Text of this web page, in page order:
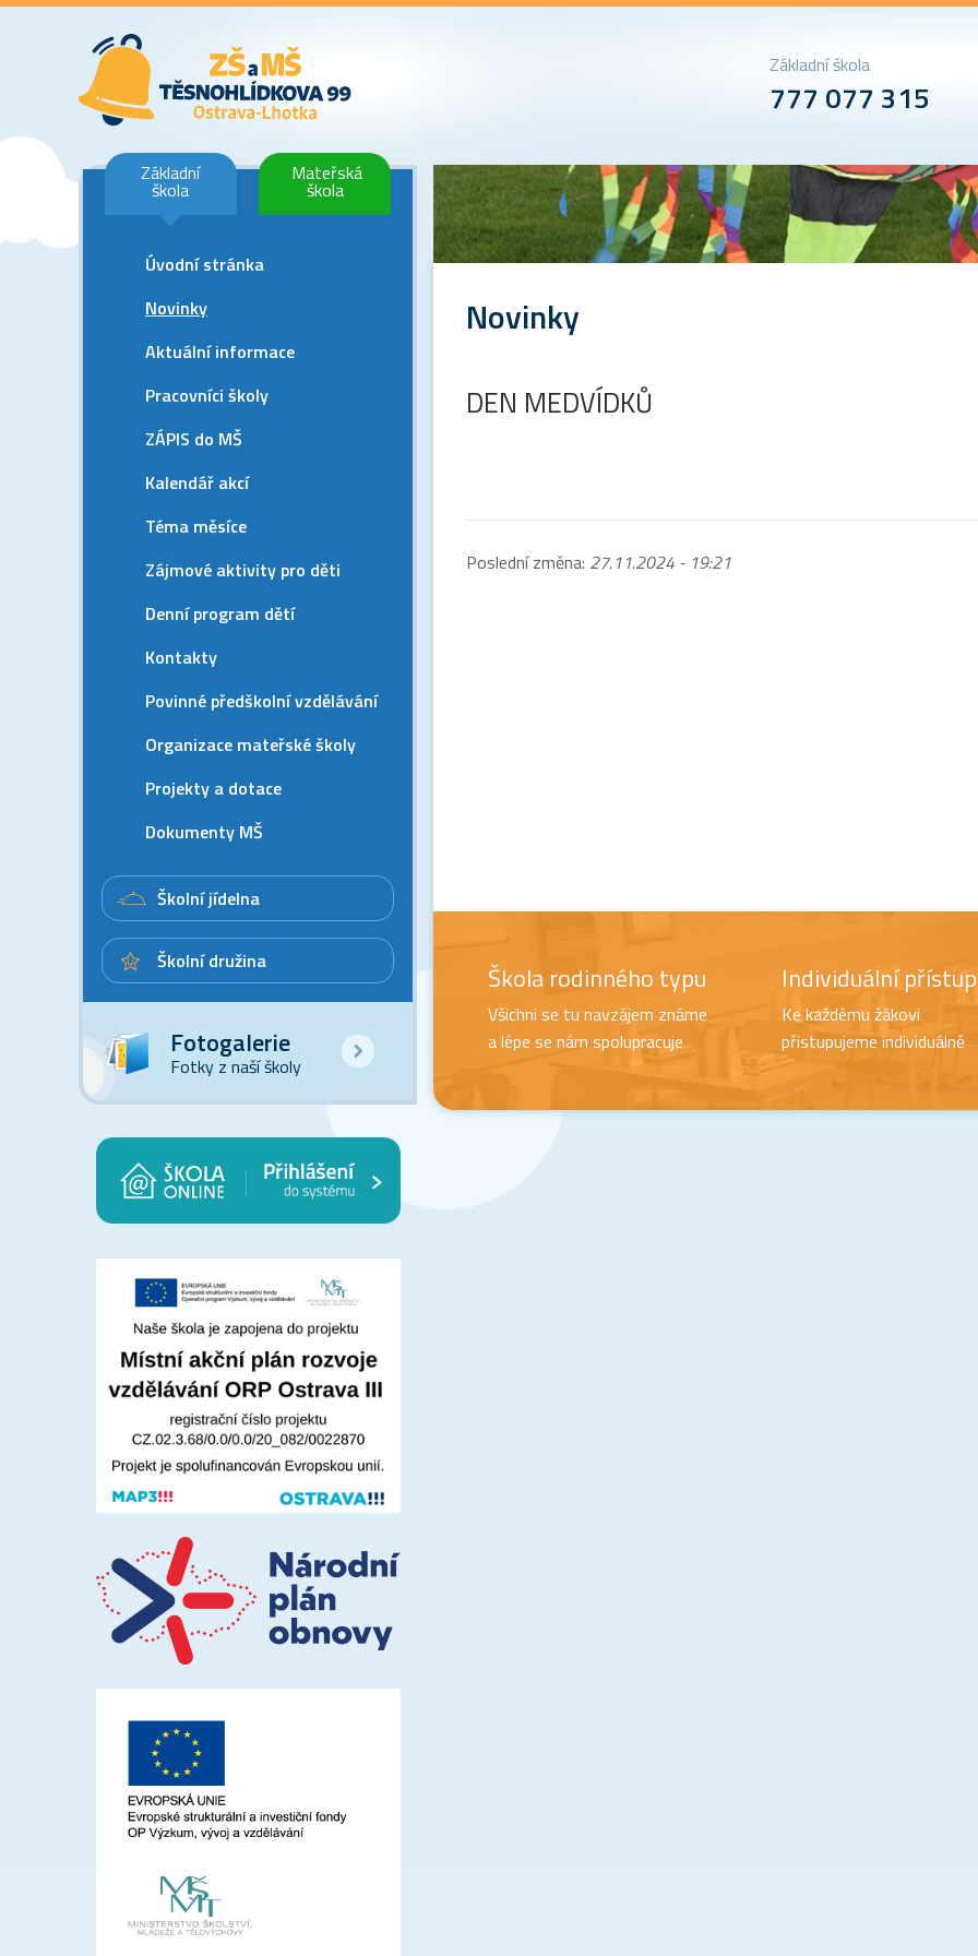
Základní škola
777 077 315
Základní
škola
Mateřská
škola
Úvodní stránka
Novinky
Aktuální informace
Pracovníci školy
ZÁPIS do MŠ
Kalendář akcí
Téma měsíce
Zájmové aktivity pro děti
Denní program dětí
Kontakty
Povinné předškolní vzdělávání
Organizace mateřské školy
Projekty a dotace
Dokumenty MŠ
Školní jídelna
Školní družina
Fotogalerie
Fotky z naší školy
Novinky
DEN MEDVÍDKŮ
Poslední změna: 27.11.2024 - 19:21
Škola rodinného typu
Všichni se tu navzájem známe
a lépe se nám spolupracuje
Individuální přístup
Ke každému žákovi
přistupujeme individuálně